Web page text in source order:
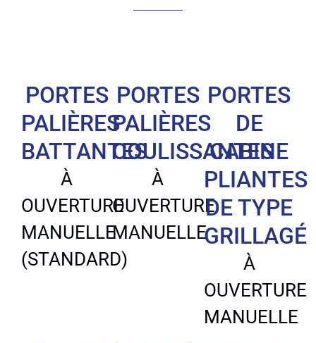
PORTES
PALIÈRES
BATTANTES
À
OUVERTURE
MANUELLE
(STANDARD)
PORTES
PALIÈRES
COULISSANTES
À
OUVERTURE
MANUELLE
PORTES
DE
CABINE
PLIANTES
DE TYPE
GRILLAGÉ
À
OUVERTURE
MANUELLE